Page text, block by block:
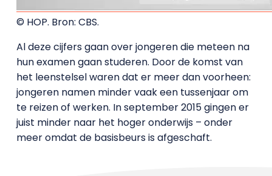
© HOP. Bron: CBS.
Al deze cijfers gaan over jongeren die meteen na
hun examen gaan studeren. Door de komst van
het leenstelsel waren dat er meer dan voorheen:
jongeren namen minder vaak een tussenjaar om
te reizen of werken. In september 2015 gingen er
juist minder naar het hoger onderwijs – onder
meer omdat de basisbeurs is afgeschaft.